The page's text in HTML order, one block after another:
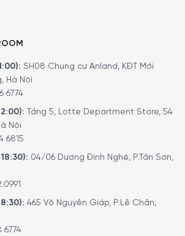
SH08 Chung cư Anland, KĐT Mới
Hà Nội
6774
Tầng 5, Lotte Department Store, 54
Nội
6815
04/06 Dương Đình Nghệ, P.Tân Sơn,
465 Võ Nguyên Giáp, P.Lê Chân,
6774